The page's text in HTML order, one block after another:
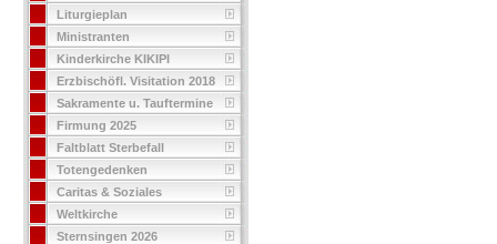
Liturgieplan
Ministranten
Kinderkirche KIKIPI
Erzbischöfl. Visitation 2018
Sakramente u. Tauftermine
Firmung 2025
Faltblatt Sterbefall
Totengedenken
Caritas & Soziales
Weltkirche
Sternsingen 2026